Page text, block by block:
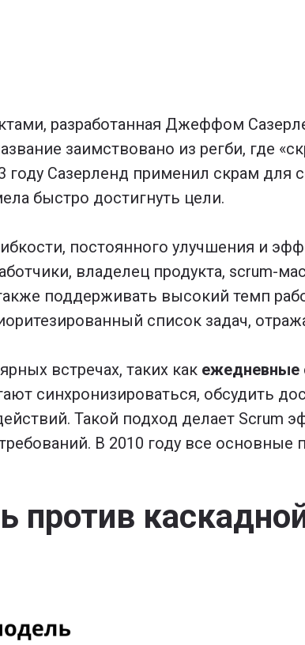
разработанная Джеффом
заимствовано из регби, где
Сазерленд применил скрам для
быстро достигнуть цели.
постоянного улучшения и
владелец продукта, scrum-
поддерживать высокий темп
список задач,
встречах, таких как ежедневные
синхронизироваться, обсудить
Такой подход делает Scrum
В 2010 году все основные
против